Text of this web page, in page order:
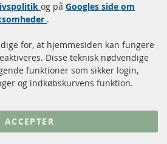
Kontakt
og på Googles side om
.
for, at hjemmesiden kan fungere
Disse teknisk nødvendige
funktioner som sikker login,
og indkøbskurvens funktion.
ACCEPTER